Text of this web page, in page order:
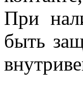
При
быть